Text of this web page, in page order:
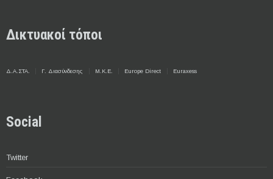
Δικτυακοί τόποι
Δ.Α.ΣΤΑ. Γ. Διασύνδεσης Μ.Κ.Ε. Europe Direct Euraxess
Social
Twitter